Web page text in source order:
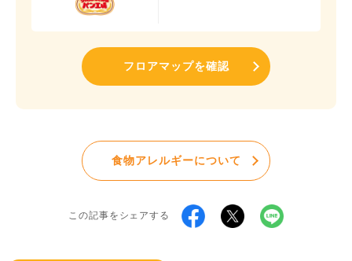
フロアマップを確認
食物アレルギーについて
この記事をシェアする